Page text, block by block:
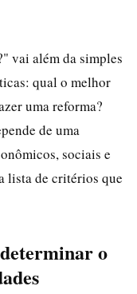
vai além da simples
qual o melhor
uma reforma?
de uma
sociais e
lista de critérios que
o